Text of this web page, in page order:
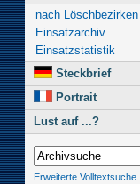
nach Löschbezirken
Einsatzarchiv
Einsatzstatistik
Steckbrief
Portrait
Lust auf ...?
Erweiterte Volltextsuche